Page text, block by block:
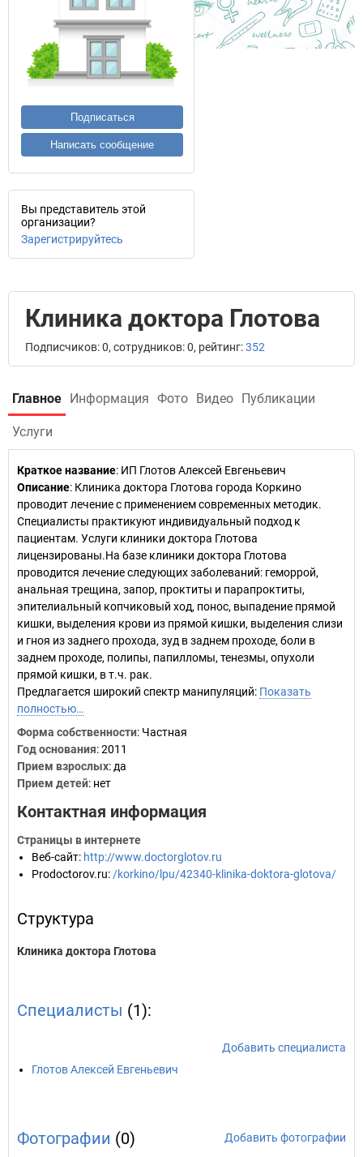
Подписаться
Написать сообщение
Вы представитель этой
организации?
Зарегистрируйтесь
Клиника доктора Глотова
Подписчиков: 0, сотрудников: 0, рейтинг:352
Главное Информация Фото Видео Публикации
Услуги
Краткое название: ИП Глотов Алексей Евгеньевич
Описание: Клиника доктора Глотова города Коркино
проводит лечение с применением современных методик.
Специалисты практикуют индивидуальный подход к
пациентам. Услуги клиники доктора Глотова
лицензированы.На базе клиники доктора Глотова
проводится лечение следующих заболеваний: геморрой,
анальная трещина, запор, проктиты и парапроктиты,
эпителиальный копчиковый ход, понос, выпадение прямой
кишки, выделения крови из прямой кишки, выделения слизи
и гноя из заднего прохода, зуд в заднем проходе, боли в
заднем проходе, полипы, папилломы, тенезмы, опухоли
прямой кишки, в т.ч. рак.
Предлагается широкий спектр манипуляций: Показать
полностью…
Форма собственности: Частная
Год основания:2011
Прием взрослых: да
Прием детей: нет
Контактная информация
Страницы в интернете
Веб-сайт: http://www.doctorglotov.ru
Prodoctorov.ru: /korkino/lpu/42340-klinika-doktora-glotova/
Структура
Клиника доктора Глотова
Специалисты (1):
Добавить специалиста
Глотов Алексей Евгеньевич
Фотографии (0) Добавить фотографии